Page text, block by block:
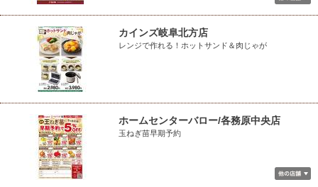
カインズ岐阜北方店
レンジで作れる！ホットサンド＆肉じゃが
ホームセンターバロー/各務原中央店
玉ねぎ苗早期予約